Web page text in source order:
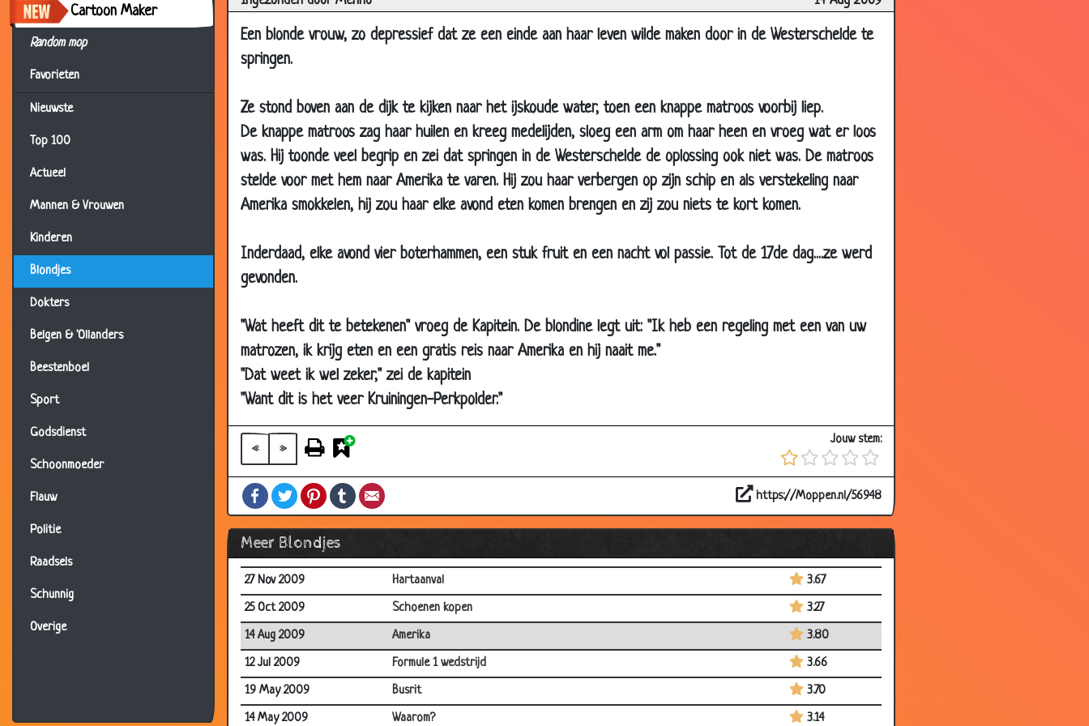
Cartoon Maker
Random mop
Favorieten
Nieuwste
Top 100
Actueel
Mannen & Vrouwen
Kinderen
Blondjes
Dokters
Belgen & 'Ollanders
Beestenboel
Sport
Godsdienst
Schoonmoeder
Flauw
Politie
Raadsels
Schunnig
Overige
Een blonde vrouw, zo depressief dat ze een einde aan haar leven wilde maken door in de Westerschelde te
springen.
Ze stond boven aan de dijk te kijken naar het ijskoude water, toen een knappe matroos voorbij liep.
De knappe matroos zag haar huilen en kreeg medelijden, sloeg een arm om haar heen en vroeg wat er loos
was. Hij toonde veel begrip en zei dat springen in de Westerschelde de oplossing ook niet was. De matroos
stelde voor met hem naar Amerika te varen. Hij zou haar verbergen op zijn schip en als verstekeling naar
Amerika smokkelen, hij zou haar elke avond eten komen brengen en zij zou niets te kort komen.
Inderdaad, elke avond vier boterhammen, een stuk fruit en een nacht vol passie. Tot de 17de dag....ze werd
gevonden.
"Wat heeft dit te betekenen" vroeg de Kapitein. De blondine legt uit: "Ik heb een regeling met een van uw
matrozen, ik krijg eten en een gratis reis naar Amerika en hij naait me."
"Dat weet ik wel zeker," zei de kapitein
"Want dit is het veer Kruiningen-Perkpolder."
« »
Jouw stem:
FacebookTwitterPinterestTumblr https://Moppen.nl/56948
Meer Blondjes
20 Apr 2011
Pak melk
2.83
25 Nov 2010
06 Oct 2010
De grote boodschap
3.52
06 Oct 2010
Ontslagen
2.84
06 Oct 2010
Openingszin
15 Sep 2010
Blondje in het casino
3.73
01 Sep 2010
Paardrijden
3.63
18 Aug 2010
28 May 2010
DOM blondje
3.17
19 May 2010
Keihard lachen
27 Apr 2010
Het bewijs
20 Mar 2010
15 Mar 2010
3.95
13 Mar 2010
Kan niet inloggen
3.50
27 Nov 2009
Hartaanval
3.67
25 Oct 2009
Schoenen kopen
3.27
14 Aug 2009
Amerika
3.80
12 Jul 2009
Formule 1 wedstrijd
3.66
19 May 2009
Busrit
3.70
14 May 2009
Waarom? 3.14